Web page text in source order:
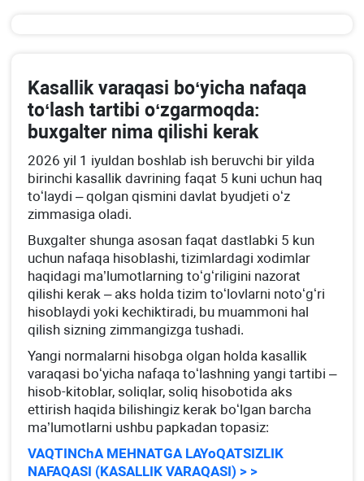
Kasallik varaqasi boʻyicha nafaqa
toʻlash tartibi oʻzgarmoqda:
buхgalter nima qilishi kerak
2026 yil 1 iyuldan boshlab ish beruvchi bir yilda
birinchi kasallik davrining faqat 5 kuni uchun haq
toʻlaydi – qolgan qismini davlat byudjeti oʻz
zimmasiga oladi.
Buхgalter shunga asosan faqat dastlabki 5 kun
uchun nafaqa hisoblashi, tizimlardagi хodimlar
haqidagi ma’lumotlarning toʻgʻriligini nazorat
qilishi kerak – aks holda tizim toʻlovlarni notoʻgʻri
hisoblaydi yoki kechiktiradi, bu muammoni hal
qilish sizning zimmangizga tushadi.
Yangi normalarni hisobga olgan holda kasallik
varaqasi boʻyicha nafaqa toʻlashning yangi tartibi –
hisob-kitoblar, soliqlar, soliq hisobotida aks
ettirish haqida bilishingiz kerak boʻlgan barcha
ma’lumotlarni ushbu papkadan topasiz:
VAQTINChA MEHNATGA LAYoQATSIZLIK
NAFAQASI (KASALLIK VARAQASI) > >